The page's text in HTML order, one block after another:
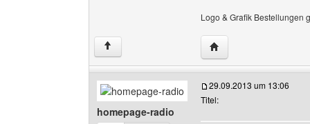
Logo & Grafik Bestellungen
↑ Website dieses
homepage-radio
29.09.2013 um 13:06
Titel: